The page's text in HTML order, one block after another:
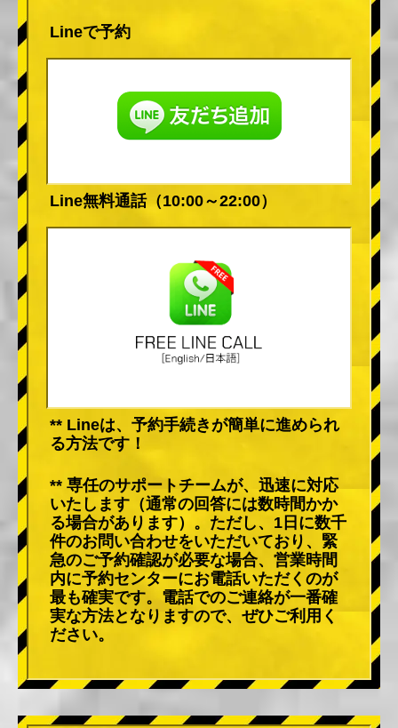
Lineで予約
Line無料通話（10:00～22:00）
** Lineは、予約手続きが簡単に進められ
る方法です！
** 専任のサポートチームが、迅速に対応
いたします（通常の回答には数時間かか
る場合があります）。ただし、1日に数千
件のお問い合わせをいただいており、緊
急のご予約確認が必要な場合、営業時間
内に予約センターにお電話いただくのが
最も確実です。電話でのご連絡が一番確
実な方法となりますので、ぜひご利用く
ださい。